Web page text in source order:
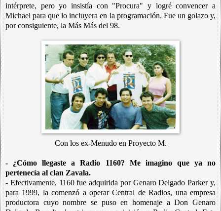
intérprete, pero yo insistía con "Procura" y logré convencer a
Michael para que lo incluyera en la programación. Fue un golazo y,
por consiguiente, la Más Más del 98.
Con los ex-Menudo en Proyecto M.
- ¿Cómo llegaste a Radio 1160? Me imagino que ya no
pertenecía al clan Zavala.
- Efectivamente, 1160 fue adquirida por Genaro Delgado Parker y,
para 1999, la comenzó a operar Central de Radios, una empresa
productora cuyo nombre se puso en homenaje a Don Genaro